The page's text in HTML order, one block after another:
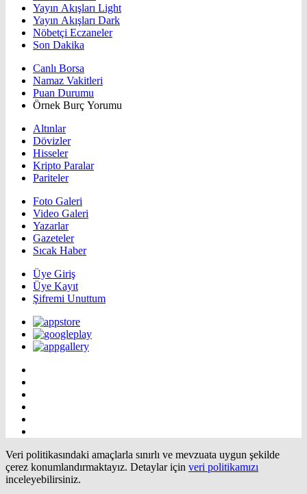
Yayın Akışları Light
Yayın Akışları Dark
Nöbetçi Eczaneler
Son Dakika
Canlı Borsa
Namaz Vakitleri
Puan Durumu
Örnek Burç Yorumu
Altınlar
Dövizler
Hisseler
Kripto Paralar
Pariteler
Foto Galeri
Video Galeri
Yazarlar
Gazeteler
Sıcak Haber
Üye Giriş
Üye Kayıt
Şifremi Unuttum
Veri politikasındaki amaçlarla sınırlı ve mevzuata uygun şekilde
çerez konumlandırmaktayız. Detaylar için veri politikamızı
inceleyebilirsiniz.